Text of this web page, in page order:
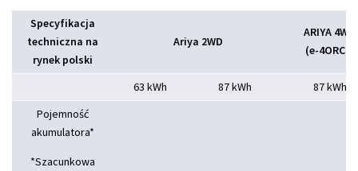
Specyfikacja
techniczna na
rynek polski
Ariya 2WD
ARIYA 4WD
(e-4ORCE)
63 kWh 87 kWh
87 kWh
Pojemność
akumulatora*
*Szacunkowa